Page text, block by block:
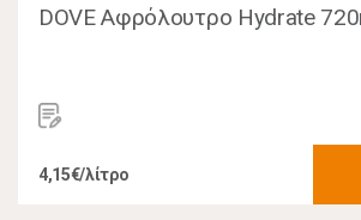
DOVE Αφρόλουτρο Hydrate
4,15€/λίτρο